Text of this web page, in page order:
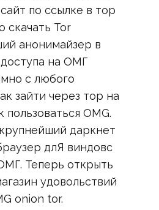
по ссылке в тор
скачать Tor
анонимайзер в
на ОМГ
с любого
зайти через тор на
пользоваться OMG.
даркнет
длЯ виндовс
Теперь открыть
удовольствий
onion tor.